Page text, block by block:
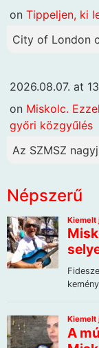
on Tippeljen, ki
City of London
2026.08.07. at
on Miskolc.
győri közgyűlés
Az SZMSZ
Népszerű